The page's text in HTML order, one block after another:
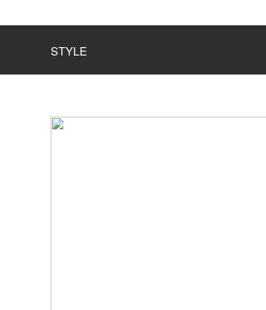
STYLE